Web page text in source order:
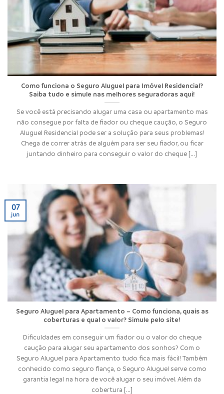
Como funciona o Seguro Aluguel para Imóvel Residencial?
Saiba tudo e simule nas melhores seguradoras aqui!
Se você está precisando alugar uma casa ou apartamento mas
não consegue por falta de fiador ou cheque caução, o Seguro
Aluguel Residencial pode ser a solução para seus problemas!
Chega de correr atrás de alguém para ser seu fiador, ou ficar
juntando dinheiro para conseguir o valor do cheque [...]
Seguro Aluguel para Apartamento – Como funciona, quais as
coberturas e qual o valor? Simule pelo site!
Dificuldades em conseguir um fiador ou o valor do cheque
caução para alugar seu apartamento dos sonhos? Com o
Seguro Aluguel para Apartamento tudo fica mais fácil! Também
conhecido como seguro fiança, o Seguro Aluguel serve como
garantia legal na hora de você alugar o seu imóvel. Além da
cobertura [...]
07
jun